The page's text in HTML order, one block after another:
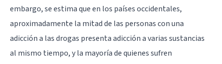
embargo, se estima que en los países occidentales,
aproximadamente la mitad de las personas con una
adicción a las drogas presenta adicción a varias sustancias
al mismo tiempo, y la mayoría de quienes sufren